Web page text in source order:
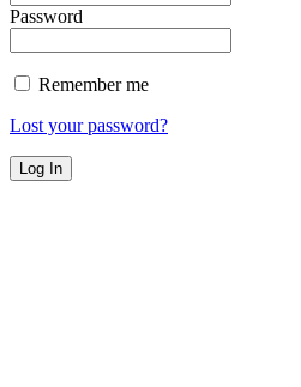
Password
Remember me
Lost your password?